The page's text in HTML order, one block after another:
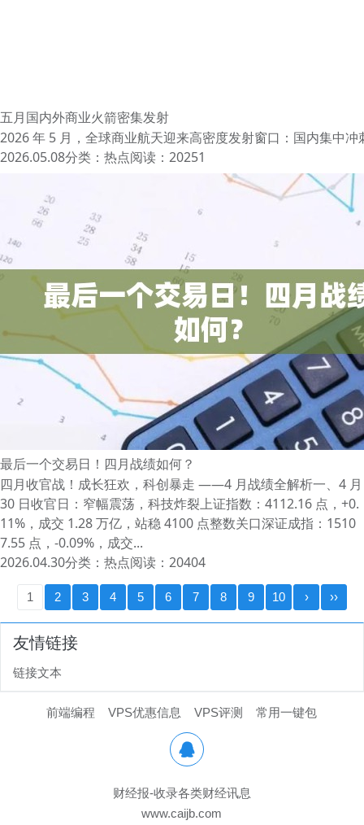
五月国内外商业火箭密集发射
2026 年 5 月，全球商业航天迎来高密度发射窗口：国内集中
2026.05.08分类： 热点阅读：20251
最后一个交易日！四月战绩如何？
四月收官战！成长狂欢，科创暴走 ——4 月战绩全解析一、4 月
30 日收官日：窄幅震荡，科技炸裂上证指数：4112.16 点，+0.
11%，成交 1.28 万亿，站稳 4100 点整数关口深证成指：1510
7.55 点，-0.09%，成交...
2026.04.30分类： 热点阅读：20404
1 2 3 4 5 6 7 8 9 10 › ››
友情链接
链接文本
前端编程 VPS优惠信息 VPS评测 常用一键包

财经报-收录各类财经讯息
www.caijb.com